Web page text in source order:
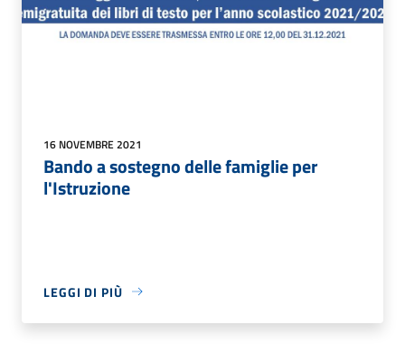
16 NOVEMBRE 2021
Bando a sostegno delle famiglie per
l'Istruzione
LEGGI DI PIÙ